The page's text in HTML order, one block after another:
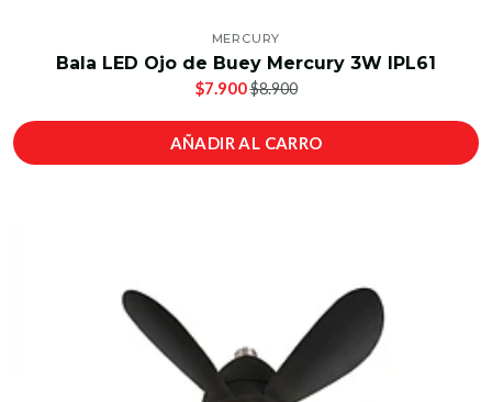
MERCURY
Bala LED Ojo de Buey Mercury 3W IPL61
$7.900$8.900
AÑADIR AL CARRO